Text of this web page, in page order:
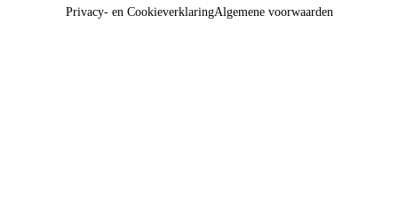
Privacy- en CookieverklaringAlgemene voorwaarden